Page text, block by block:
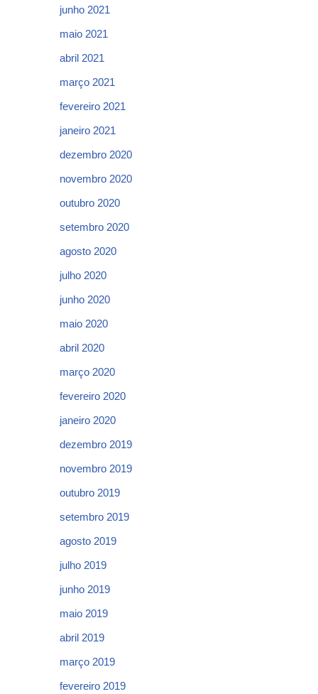
junho 2021
maio 2021
abril 2021
março 2021
fevereiro 2021
janeiro 2021
dezembro 2020
novembro 2020
outubro 2020
setembro 2020
agosto 2020
julho 2020
junho 2020
maio 2020
abril 2020
março 2020
fevereiro 2020
janeiro 2020
dezembro 2019
novembro 2019
outubro 2019
setembro 2019
agosto 2019
julho 2019
junho 2019
maio 2019
abril 2019
março 2019
fevereiro 2019